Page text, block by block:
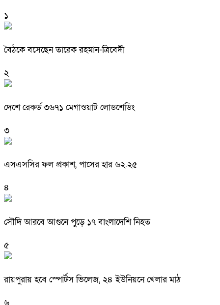
১
বৈঠকে বসেছেন তারেক রহমান-ত্রিবেদী
২
দেশে রেকর্ড ৩৬৭১ মেগাওয়াট লোডশেডিং
৩
এসএসসির ফল প্রকাশ, পাসের হার ৬২.২৫
৪
সৌদি আরবে আগুনে পুড়ে ১৭ বাংলাদেশি নিহত
৫
রায়পুরায় হবে স্পোর্টস ভিলেজ, ২৪ ইউনিয়নে খেলার মাঠ